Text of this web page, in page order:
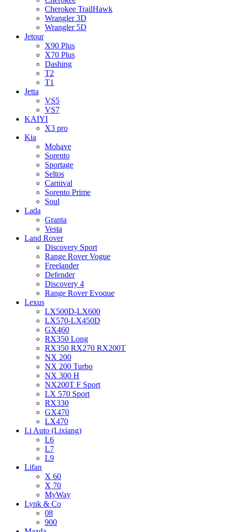
Cherokee TrailHawk
Wrangler 3D
Wrangler 5D
Jetour
X90 Plus
X70 Plus
Dashing
T2
T1
Jetta
VS5
VS7
KAIYI
X3 pro
Kia
Mohave
Sorento
Sportage
Seltos
Carnival
Sorento Prime
Soul
Lada
Granta
Vesta
Land Rover
Discovery Sport
Range Rover Vogue
Freelander
Defender
Discovery 4
Range Rover Evoque
Lexus
LX500D-LX600
LX570-LX450D
GX460
RX350 Long
RX350 RX270 RX200T
NX 200
NX 200 Turbo
NX 300 H
NX200T F Sport
LX 570 Sport
RX330
GX470
LX470
Li Auto (Lixiang)
L6
L7
L9
Lifan
X 60
X 70
MyWay
Lynk & Co
08
900